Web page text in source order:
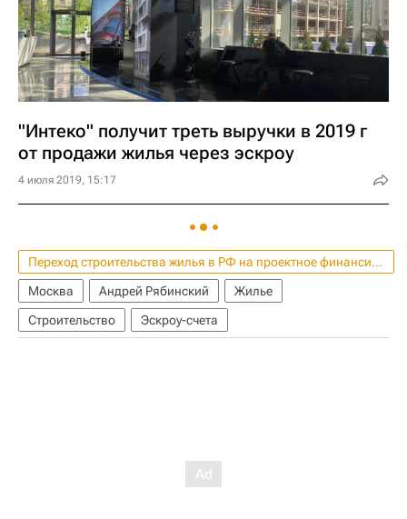
"Интеко" получит треть выручки в 2019 г
от продажи жилья через эскроу
4 июля 2019, 15:17
Переход строительства жилья в РФ на проектное финансирование
Москва
Андрей Рябинский
Жилье
Строительство
Эскроу-счета